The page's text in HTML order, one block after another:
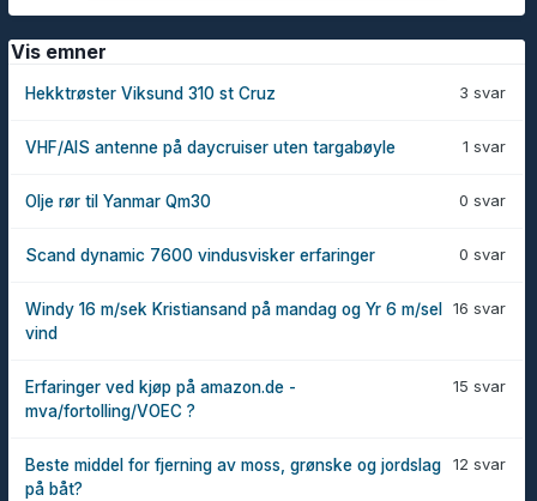
Vis emner
3 svar
Hekktrøster Viksund 310 st Cruz
1 svar
VHF/AIS antenne på daycruiser uten targabøyle
0 svar
Olje rør til Yanmar Qm30
0 svar
Scand dynamic 7600 vindusvisker erfaringer
16 svar
Windy 16 m/sek Kristiansand på mandag og Yr 6 m/sel
vind
15 svar
Erfaringer ved kjøp på amazon.de -
mva/fortolling/VOEC ?
12 svar
Beste middel for fjerning av moss, grønske og jordslag
på båt?